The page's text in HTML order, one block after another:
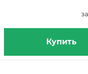
Купить